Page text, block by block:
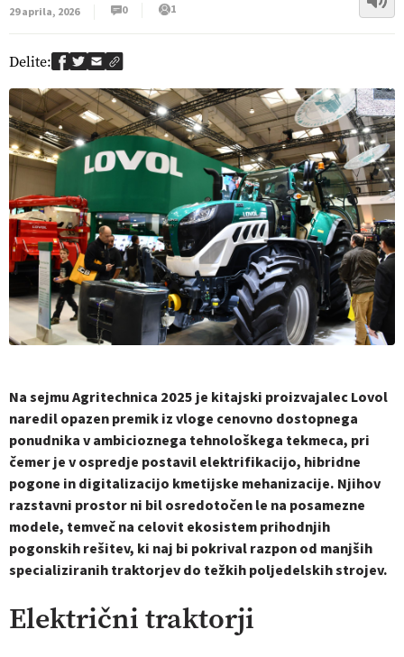
29 aprila, 2026
0 1
Delite:
Na sejmu Agritechnica 2025 je kitajski proizvajalec Lovol
naredil opazen premik iz vloge cenovno dostopnega
ponudnika v ambicioznega tehnološkega tekmeca, pri
čemer je v ospredje postavil elektrifikacijo, hibridne
pogone in digitalizacijo kmetijske mehanizacije. Njihov
razstavni prostor ni bil osredotočen le na posamezne
modele, temveč na celovit ekosistem prihodnjih
pogonskih rešitev, ki naj bi pokrival razpon od manjših
specializiranih traktorjev do težkih poljedelskih strojev.
Električni traktorji